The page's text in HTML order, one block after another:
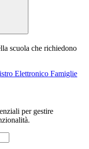
scuola che richiedono
Elettronico Famiglie
per gestire